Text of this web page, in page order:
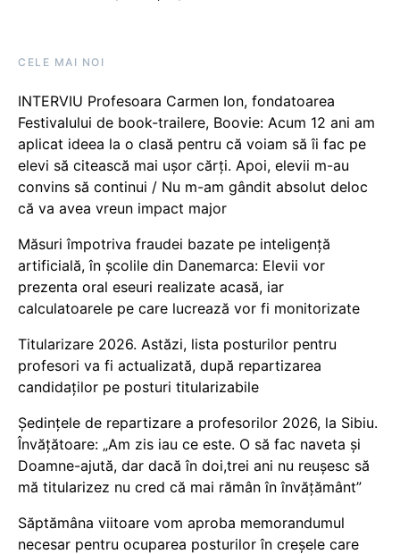
CELE MAI NOI
INTERVIU Profesoara Carmen Ion, fondatoarea
Festivalului de book-trailere, Boovie: Acum 12 ani am
aplicat ideea la o clasă pentru că voiam să îi fac pe
elevi să citească mai ușor cărți. Apoi, elevii m-au
convins să continui / Nu m-am gândit absolut deloc
că va avea vreun impact major
Măsuri împotriva fraudei bazate pe inteligență
artificială, în școlile din Danemarca: Elevii vor
prezenta oral eseuri realizate acasă, iar
calculatoarele pe care lucrează vor fi monitorizate
Titularizare 2026. Astăzi, lista posturilor pentru
profesori va fi actualizată, după repartizarea
candidaților pe posturi titularizabile
Ședințele de repartizare a profesorilor 2026, la Sibiu.
Învățătoare: „Am zis iau ce este. O să fac naveta și
Doamne-ajută, dar dacă în doi,trei ani nu reușesc să
mă titularizez nu cred că mai rămân în învățământ”
Săptămâna viitoare vom aproba memorandumul
necesar pentru ocuparea posturilor în creșele care